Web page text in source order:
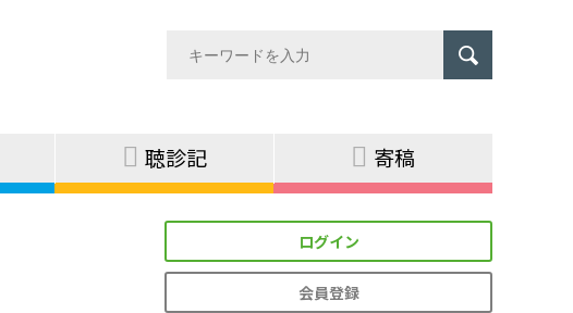
聴診記 寄稿
ログイン
会員登録